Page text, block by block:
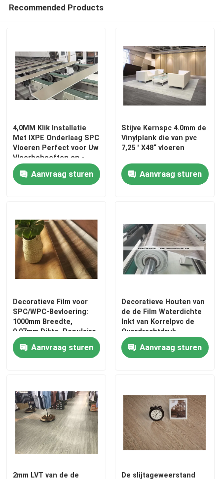
Recommended Products
4,0MM Klik Installatie
Met IXPE Onderlaag SPC
Vloeren Perfect voor Uw
Vloerbehoeften en -
vereisten
Aanvraag sturen
Stijve Kernspc 4.0mm de
Vinylplank die van pvc
7,25 ' X48“ vloeren
Aanvraag sturen
Decoratieve Film voor
SPC/WPC-Bevloering:
1000mm Breedte,
0.07mm Dikte, Populaire
Ontwerpen
Aanvraag sturen
Decoratieve Houten van
de de Film Waterdichte
Inkt van Korrelpvc de
Overdrachtdruk
Aanvraag sturen
2mm LVT van de de De slijtageweerstand